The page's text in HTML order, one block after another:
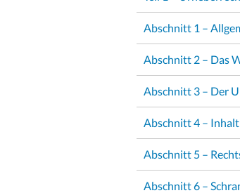
Abschnitt 1 –
Abschnitt 2 – Das
Abschnitt 3 – Der
Abschnitt 4 –
Abschnitt 5 –
Abschnitt 6 –